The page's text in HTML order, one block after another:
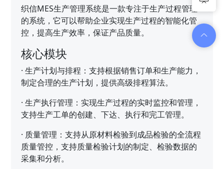
织信MES生产管理系统是一款专注于生产过程管理
的系统，它可以帮助企业实现生产过程的智能化管
控，提高生产效率，保证产品质量。
核心模块
·生产计划与排程：支持根据销售订单和生产能力，
制定合理的生产计划，提供高级排程算法。
·生产执行管理：实现生产过程的实时监控和管理，
支持生产工单的创建、下达、执行和完工管理。
· 质量管理：支持从原材料检验到成品检验的全流程
质量管控，支持质量检验计划的制定、检验数据的
采集和分析。